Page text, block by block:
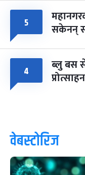
५ सकेनन्
४ ब्लु बस
वेबस्टोरिज